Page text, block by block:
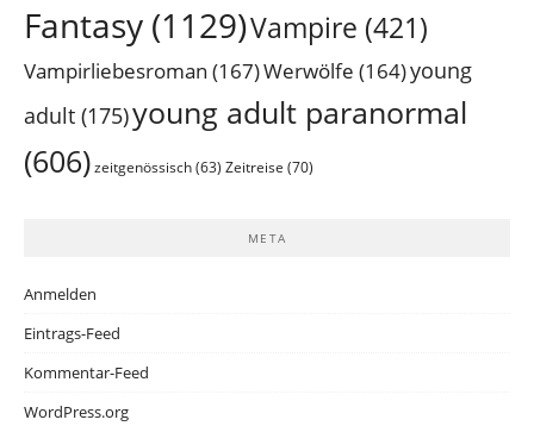
Fantasy (1129)Vampire (421)
Vampirliebesroman (167)Werwölfe (164)young
adult (175)young adult paranormal
(606) zeitgenössisch (63) Zeitreise (70)
META
Anmelden
Eintrags-Feed
Kommentar-Feed
WordPress.org